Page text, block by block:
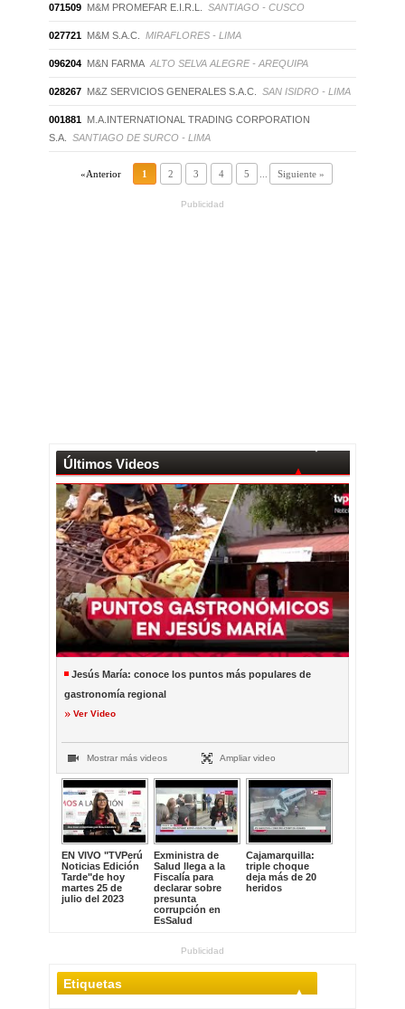
071509 M&M PROMEFAR E.I.R.L. SANTIAGO - CUSCO
027721 M&M S.A.C. MIRAFLORES - LIMA
096204 M&N FARMA ALTO SELVA ALEGRE - AREQUIPA
028267 M&Z SERVICIOS GENERALES S.A.C. SAN ISIDRO - LIMA
001881 M.A.INTERNATIONAL TRADING CORPORATION
S.A.
SANTIAGO DE SURCO - LIMA
«Anterior 1 2 3 4 5 Siguiente »
Publicidad
Últimos Videos
Jesús María: conoce los puntos más populares de
gastronomía regional
Ver Video
Mostrar más videos Ampliar video
EN VIVO "TVPerú
Noticias Edición
Tarde"de hoy
martes 25 de
julio del 2023
Exministra de
Salud llega a la
Fiscalía para
declarar sobre
presunta
corrupción en
EsSalud
Cajamarquilla:
triple choque
deja más de 20
heridos
Publicidad
Etiquetas